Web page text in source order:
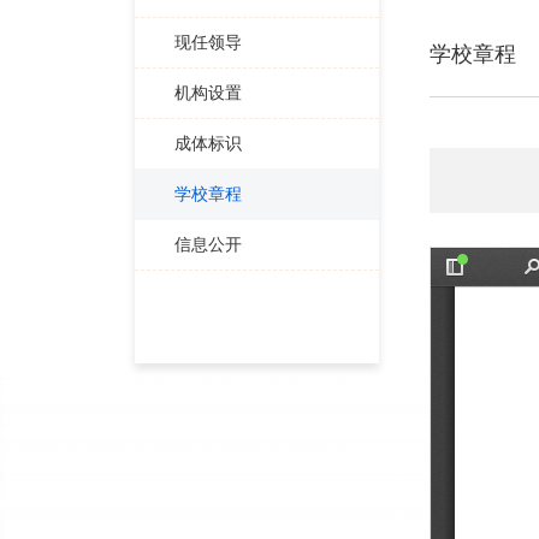
现任领导
机构设置
成体标识
学校章程
信息公开
学校章程